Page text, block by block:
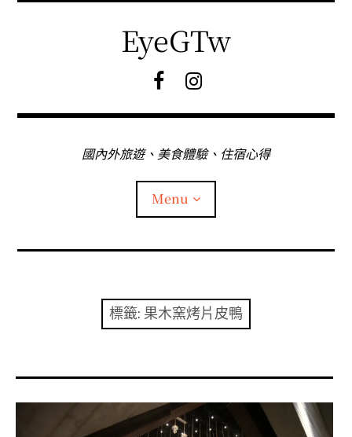
Skip
EyeGTw
F
粉
專
頁
I
國內外旅遊、美食體驗、住宿心得
Menu
child
menu
秘魯旅遊 child
child
menu
child
menu
標籤: 果木窯烤片皮鴨